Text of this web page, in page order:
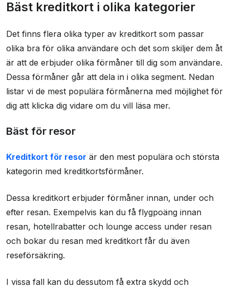
Bäst kreditkort i olika kategorier
Det finns flera olika typer av kreditkort som passar
olika bra för olika användare och det som skiljer dem åt
är att de erbjuder olika förmåner till dig som användare.
Dessa förmåner går att dela in i olika segment. Nedan
listar vi de mest populära förmånerna med möjlighet för
dig att klicka dig vidare om du vill läsa mer.
Bäst för resor
Kreditkort för resor är den mest populära och största
kategorin med kreditkortsförmåner.
Dessa kreditkort erbjuder förmåner innan, under och
efter resan. Exempelvis kan du få flygpoäng innan
resan, hotellrabatter och lounge access under resan
och bokar du resan med kreditkort får du även
reseförsäkring.
I vissa fall kan du dessutom få extra skydd och